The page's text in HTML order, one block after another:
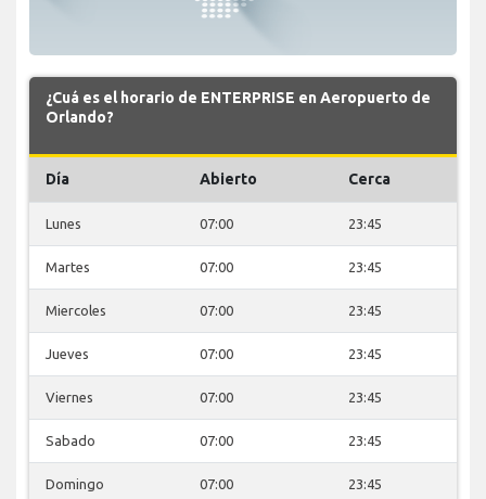
¿Cuá es el horario de ENTERPRISE en Aeropuerto de
Orlando?
Día Abierto Cerca
Lunes 07:00 23:45
Martes 07:00 23:45
Miercoles 07:00 23:45
Jueves 07:00 23:45
Viernes 07:00 23:45
Sabado 07:00 23:45
Domingo 07:00 23:45